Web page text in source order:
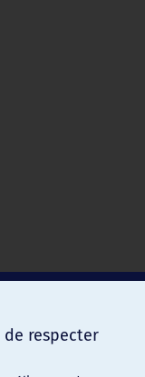
de respecter